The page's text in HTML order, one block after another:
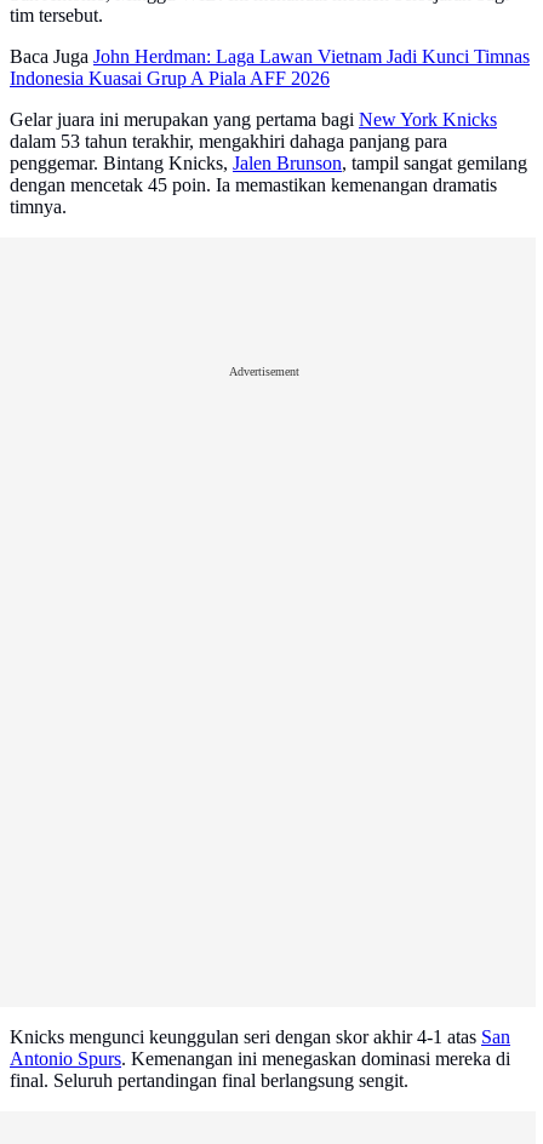
tim tersebut.
Baca Juga John Herdman: Laga Lawan Vietnam Jadi Kunci Timnas
Indonesia Kuasai Grup A Piala AFF 2026
Gelar juara ini merupakan yang pertama bagi New York Knicks
dalam 53 tahun terakhir, mengakhiri dahaga panjang para
penggemar. Bintang Knicks, Jalen Brunson, tampil sangat gemilang
dengan mencetak 45 poin. Ia memastikan kemenangan dramatis
timnya.
Advertisement
Knicks mengunci keunggulan seri dengan skor akhir 4-1 atas San
Antonio Spurs. Kemenangan ini menegaskan dominasi mereka di
final. Seluruh pertandingan final berlangsung sengit.